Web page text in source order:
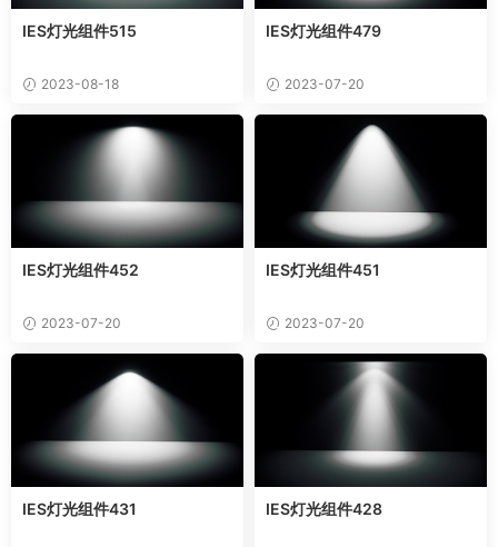
IES灯光组件515
2023-08-18
IES灯光组件479
2023-07-20
IES灯光组件452
2023-07-20
IES灯光组件451
2023-07-20
IES灯光组件431 IES灯光组件428